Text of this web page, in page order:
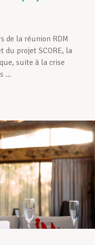
de la réunion RDM
du projet SCORE, la
suite à la crise
...